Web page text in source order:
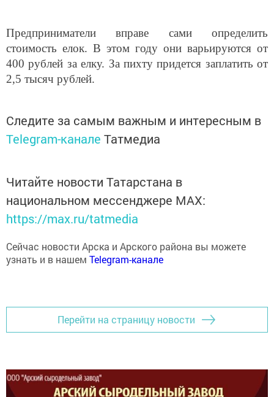
Предприниматели вправе сами определить
стоимость елок. В этом году они варьируются от
400 рублей за елку. За пихту придется заплатить от
2,5 тысяч рублей.
Следите за самым важным и интересным в
Telegram-канале Татмедиа
Читайте новости Татарстана в
национальном мессенджере MАХ:
https://max.ru/tatmedia
Сейчас новости Арска и Арского района вы можете
узнать и в нашем Telegram-канале
Перейти на страницу новости